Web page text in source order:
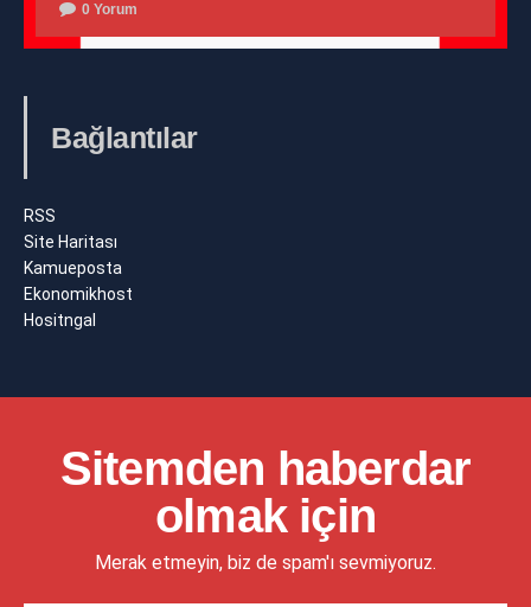
0 Yorum
Bağlantılar
RSS
Site Haritası
Kamueposta
Ekonomikhost
Hositngal
Sitemden haberdar
olmak için
Merak etmeyin, biz de spam'ı sevmiyoruz.